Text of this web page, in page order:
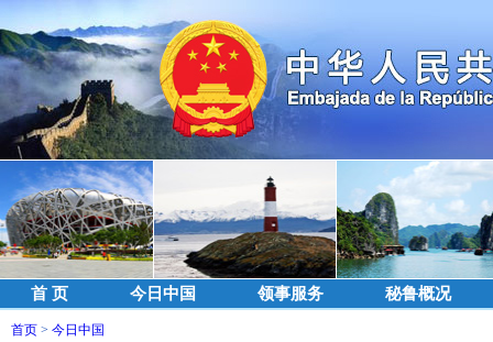
首 页 今日中国 领事服务 秘鲁概况
首页 > 今日中国